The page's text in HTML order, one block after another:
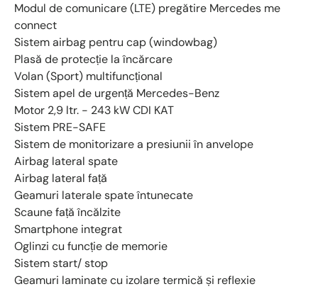
Modul de comunicare (LTE) pregătire Mercedes me
connect
Sistem airbag pentru cap (windowbag)
Plasă de protecție la încărcare
Volan (Sport) multifuncțional
Sistem apel de urgență Mercedes-Benz
Motor 2,9 ltr. - 243 kW CDI KAT
Sistem PRE-SAFE
Sistem de monitorizare a presiunii în anvelope
Airbag lateral spate
Airbag lateral față
Geamuri laterale spate întunecate
Scaune față încălzite
Smartphone integrat
Oglinzi cu funcție de memorie
Sistem start/ stop
Geamuri laminate cu izolare termică și reflexie